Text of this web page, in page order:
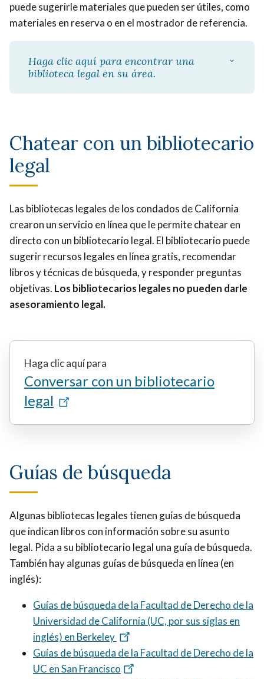
puede sugerirle materiales que pueden ser útiles, como
materiales en reserva o en el mostrador de referencia.
Haga clic aquí para encontrar una
biblioteca legal en su área.
Chatear con un bibliotecario
legal
Las bibliotecas legales de los condados de California
crearon un servicio en línea que le permite chatear en
directo con un bibliotecario legal. El bibliotecario puede
sugerir recursos legales en línea gratis, recomendar
libros y técnicas de búsqueda, y responder preguntas
objetivas. Los bibliotecarios legales no pueden darle
asesoramiento legal.
Haga clic aquí para
Conversar con un bibliotecario
legal
Guías de búsqueda
Algunas bibliotecas legales tienen guías de búsqueda
que indican libros con información sobre su asunto
legal. Pida a su bibliotecario legal una guía de búsqueda.
También hay algunas guías de búsqueda en línea (en
inglés):
Guías de búsqueda de la Facultad de Derecho de la
Universidad de California (UC, por sus siglas en
inglés) en Berkeley
Guías de búsqueda de la Facultad de Derecho de la
UC en San Francisco